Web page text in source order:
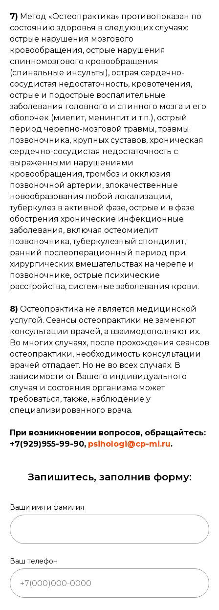
7) Метод «Остеопрактика» противопоказан по
состоянию здоровья в следующих случаях:
острые нарушения мозгового
кровообращения, острые нарушения
спинномозгового кровообращения
(спинальные инсульты), острая сердечно-
сосудистая недостаточность, кровотечения,
острые и подострые воспалительные
заболевания головного и спинного мозга и его
оболочек (миелит, менингит и т.п.), острый
период черепно-мозговой травмы, травмы
позвоночника, крупных суставов, хроническая
сердечно-сосудистая недостаточность с
выраженными нарушениями
кровообращения, тромбоз и окклюзия
позвоночной артерии, злокачественные
новообразования любой локализации,
туберкулез в активной фазе, острые и в фазе
обострения хронические инфекционные
заболевания, включая остеомиелит
позвоночника, туберкулезный спондилит,
ранний послеоперационный период при
хирургических вмешательствах на черепе и
позвоночнике, острые психические
расстройства, системные заболевания крови.
8) Остеопрактика не является медицинской
услугой. Сеансы остеопрактики не заменяют
консультации врачей, а взаимодополняют их.
Во многих случаях, после прохождения сеансов
остеопрактики, необходимость консультации
врачей отпадает. Но не во всех случаях. В
зависимости от Вашего индивидуального
случая и состояния организма может
требоваться, также, наблюдение у
специализированного врача.
При возникновении вопросов, обращайтесь:
+7(929)955-99-90, psihologi@cp-mi.ru.
Запишитесь, заполнив форму:
Ваши имя и фамилия
Ваш телефон